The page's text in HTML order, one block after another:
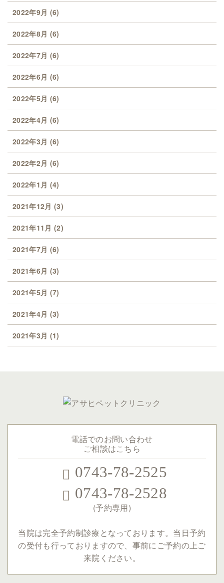
2022年9月 (6)
2022年8月 (6)
2022年7月 (6)
2022年6月 (6)
2022年5月 (6)
2022年4月 (6)
2022年3月 (6)
2022年2月 (6)
2022年1月 (4)
2021年12月 (3)
2021年11月 (2)
2021年7月 (6)
2021年6月 (3)
2021年5月 (7)
2021年4月 (3)
2021年3月 (1)
電話でのお問い合わせ
ご相談はこちら
0743-78-2525
0743-78-2528
(予約専用)
当院は完全予約制診療となっております。 当日予約
の受付も行っておりますので、事前にご予約の上ご
来院ください。